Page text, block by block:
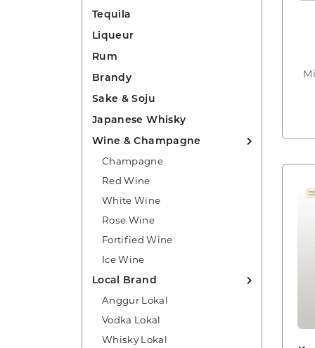
Tequila
Liqueur
Rum
Brandy
Sake & Soju
Japanese Whisky
Wine & Champagne
Champagne
Red Wine
White Wine
Rose Wine
Fortified Wine
Ice Wine
Local Brand
Anggur Lokal
Vodka Lokal
Whisky Lokal